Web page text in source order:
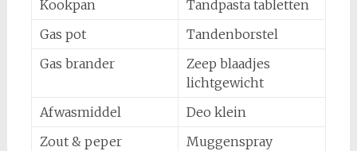
Kookpan
Tandpasta tabletten
Gas pot
Tandenborstel
Gas brander
Zeep blaadjes
lichtgewicht
Afwasmiddel
Deo klein
Zout & peper
Muggenspray